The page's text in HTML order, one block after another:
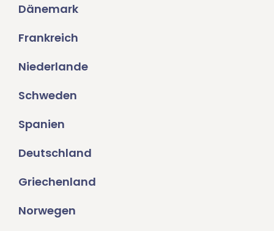
Dänemark
Frankreich
Niederlande
Schweden
Spanien
Deutschland
Griechenland
Norwegen